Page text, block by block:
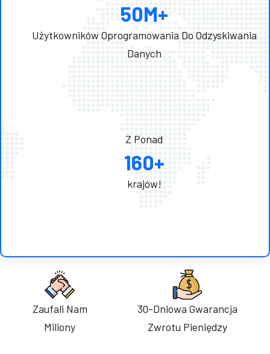
50M+
Użytkowników Oprogramowania Do Odzyskiwania
Danych
Z Ponad
160+
krajów!
Zaufali Nam
Miliony
30-Dniowa Gwarancja
Zwrotu Pieniędzy